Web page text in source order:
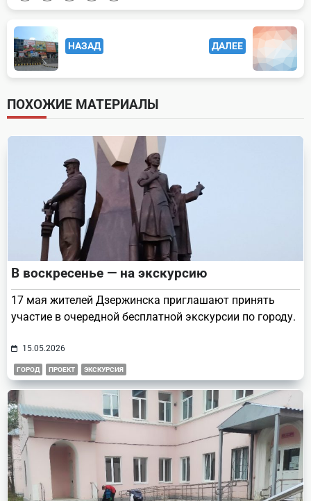
<span
class="nav-
subtitle
screen-
reader-
text">Page</span>
НАЗАД ДАЛЕЕ
ПОХОЖИЕ МАТЕРИАЛЫ
В воскресенье — на экскурсию
17 мая жителей Дзержинска приглашают принять
участие в очередной бесплатной экскурсии по городу.
15.05.2026
ГОРОД ПРОЕКТ ЭКСКУРСИЯ